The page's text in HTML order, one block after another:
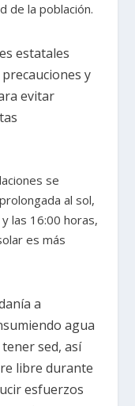
de la población.
estatales
y
evitar
se
al sol,
las 16:00 horas,
es más
a
agua
sed, así
libre durante
esfuerzos